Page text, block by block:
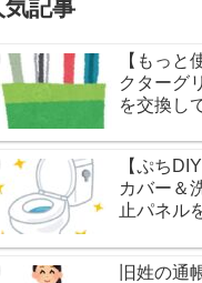
気記事
【もっと
クターグ
を交換し
【ぷち
カバー＆
止パネル
旧姓の通